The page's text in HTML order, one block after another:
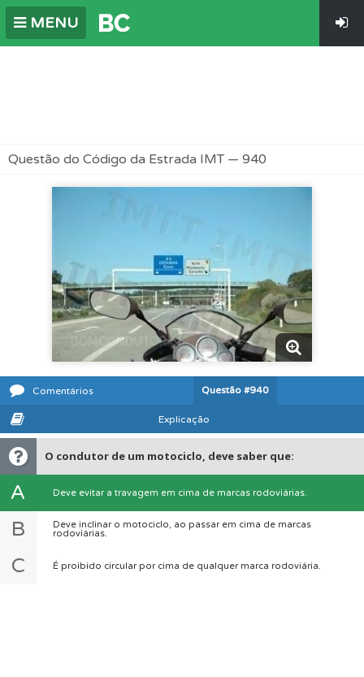
MENU
Questão do Código da Estrada IMT — 940
Comentários Questão #940
Explicação
O condutor de um motociclo, deve saber que:
A Deve evitar a travagem em cima de marcas rodoviárias.
B
Deve inclinar o motociclo, ao passar em cima de marcas
rodoviárias.
C É proibido circular por cima de qualquer marca rodoviária.